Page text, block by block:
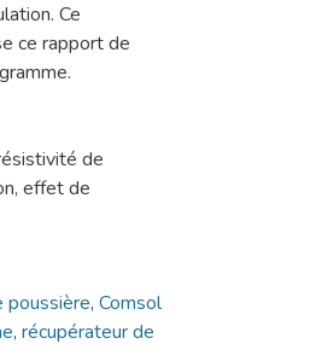
Ce
ce rapport de
de
effet de
poussière, Comsol
, récupérateur de